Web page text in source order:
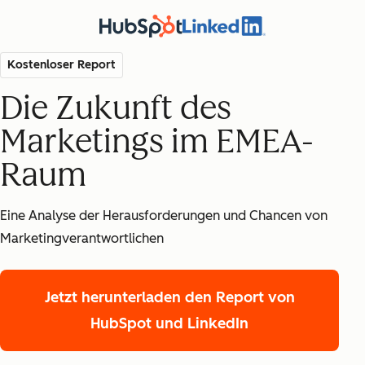
Kostenloser Report
Die Zukunft des
Marketings im EMEA-
Raum
Eine Analyse der Herausforderungen und Chancen von
Marketingverantwortlichen
Jetzt herunterladen den Report von
HubSpot und LinkedIn